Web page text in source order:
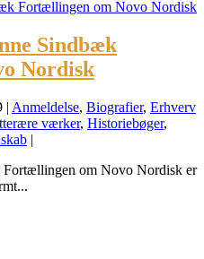
Sindbæk
Nordisk
| Anmeldelse, Biografier, Erhverv
værker, Historiebøger,
|
om Novo Nordisk er